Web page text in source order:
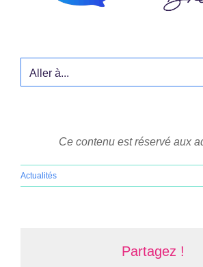
Aller à...
Ce contenu est réservé aux
Actualités
Partagez !